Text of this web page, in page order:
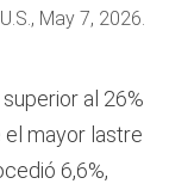
May 7, 2026.
al 26%
el mayor lastre
6,6%,